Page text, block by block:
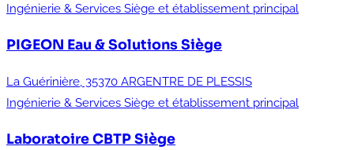
Ingénierie & Services Siège et établissement principal
PIGEON Eau & SolutionsSiège
La Guérinière, 35370 ARGENTRE DE PLESSIS
Ingénierie & Services Siège et établissement principal
Laboratoire CBTPSiège